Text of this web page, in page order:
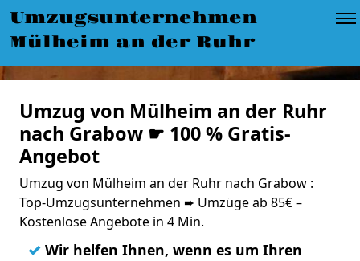
Umzugsunternehmen
Mülheim an der Ruhr
Umzug von Mülheim an der Ruhr
nach Grabow ☛ 100 % Gratis-
Angebot
Umzug von Mülheim an der Ruhr nach Grabow :
Top-Umzugsunternehmen ➨ Umzüge ab 85€ –
Kostenlose Angebote in 4 Min.
✓ Wir helfen Ihnen, wenn es um Ihren